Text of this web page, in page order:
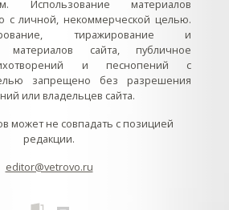
Использование материалов
с личной, некоммерческой целью.
тиражирование и
материалов сайта, публичное
и песнопений с
запрещено без разрешения
или владельцев сайта.
может не совпадать с позицией
редакции.
editor@vetrovo.ru